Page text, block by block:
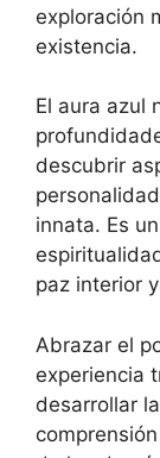
exploración
existencia.
El aura azul
descubrir
innata. Es
paz interior
Abrazar el
experiencia
desarrollar